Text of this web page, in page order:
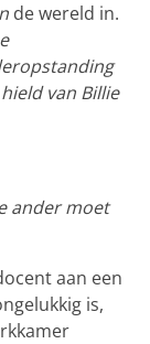
de wereld in.
van Billie
ander moet
aan een
is,